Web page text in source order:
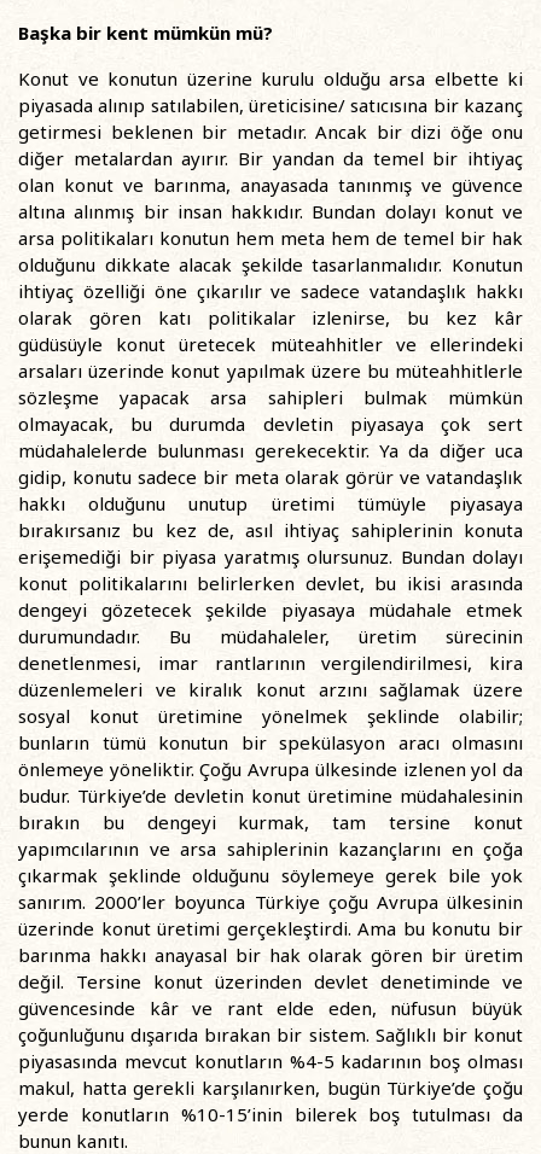
Başka bir kent mümkün mü?
Konut ve konutun üzerine kurulu olduğu arsa elbette ki
piyasada alınıp satılabilen, üreticisine/ satıcısına bir kazanç
getirmesi beklenen bir metadır. Ancak bir dizi öğe onu
diğer metalardan ayırır. Bir yandan da temel bir ihtiyaç
olan konut ve barınma, anayasada tanınmış ve güvence
altına alınmış bir insan hakkıdır. Bundan dolayı konut ve
arsa politikaları konutun hem meta hem de temel bir hak
olduğunu dikkate alacak şekilde tasarlanmalıdır. Konutun
ihtiyaç özelliği öne çıkarılır ve sadece vatandaşlık hakkı
olarak gören katı politikalar izlenirse, bu kez kâr
güdüsüyle konut üretecek müteahhitler ve ellerindeki
arsaları üzerinde konut yapılmak üzere bu müteahhitlerle
sözleşme yapacak arsa sahipleri bulmak mümkün
olmayacak, bu durumda devletin piyasaya çok sert
müdahalelerde bulunması gerekecektir. Ya da diğer uca
gidip, konutu sadece bir meta olarak görür ve vatandaşlık
hakkı olduğunu unutup üretimi tümüyle piyasaya
bırakırsanız bu kez de, asıl ihtiyaç sahiplerinin konuta
erişemediği bir piyasa yaratmış olursunuz. Bundan dolayı
konut politikalarını belirlerken devlet, bu ikisi arasında
dengeyi gözetecek şekilde piyasaya müdahale etmek
durumundadır. Bu müdahaleler, üretim sürecinin
denetlenmesi, imar rantlarının vergilendirilmesi, kira
düzenlemeleri ve kiralık konut arzını sağlamak üzere
sosyal konut üretimine yönelmek şeklinde olabilir;
bunların tümü konutun bir spekülasyon aracı olmasını
önlemeye yöneliktir. Çoğu Avrupa ülkesinde izlenen yol da
budur. Türkiye’de devletin konut üretimine müdahalesinin
bırakın bu dengeyi kurmak, tam tersine konut
yapımcılarının ve arsa sahiplerinin kazançlarını en çoğa
çıkarmak şeklinde olduğunu söylemeye gerek bile yok
sanırım. 2000’ler boyunca Türkiye çoğu Avrupa ülkesinin
üzerinde konut üretimi gerçekleştirdi. Ama bu konutu bir
barınma hakkı anayasal bir hak olarak gören bir üretim
değil. Tersine konut üzerinden devlet denetiminde ve
güvencesinde kâr ve rant elde eden, nüfusun büyük
çoğunluğunu dışarıda bırakan bir sistem. Sağlıklı bir konut
piyasasında mevcut konutların %4-5 kadarının boş olması
makul, hatta gerekli karşılanırken, bugün Türkiye’de çoğu
yerde konutların %10-15’inin bilerek boş tutulması da
bunun kanıtı.